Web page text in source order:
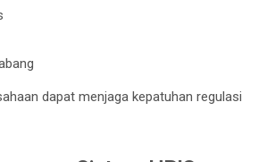
dapat menjaga kepatuhan regulasi